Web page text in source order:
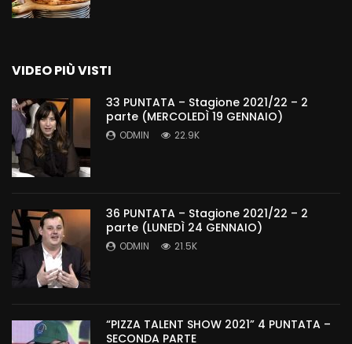
VIDEO PIÙ VISTI
33 PUNTATA – Stagione 2021/22 – 2
parte (MERCOLEDÌ 19 GENNAIO)
ODMIN 22.9K
36 PUNTATA – Stagione 2021/22 – 2
parte (LUNEDÌ 24 GENNAIO)
ODMIN 21.5K
“PIZZA TALENT SHOW 2021” 4 PUNTATA –
SECONDA PARTE